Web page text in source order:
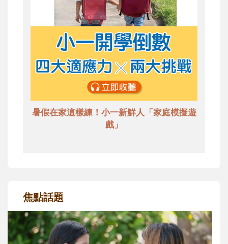
暑假在家這樣練！小一新鮮人「家庭模擬遊
戲」
焦點話題